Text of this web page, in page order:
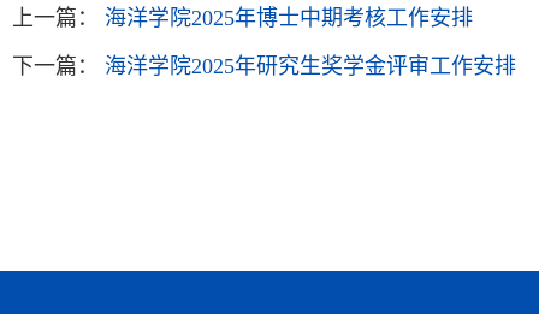
上一篇：
海洋学院2025年博士中期考核工作安排
下一篇：
海洋学院2025年研究生奖学金评审工作安排